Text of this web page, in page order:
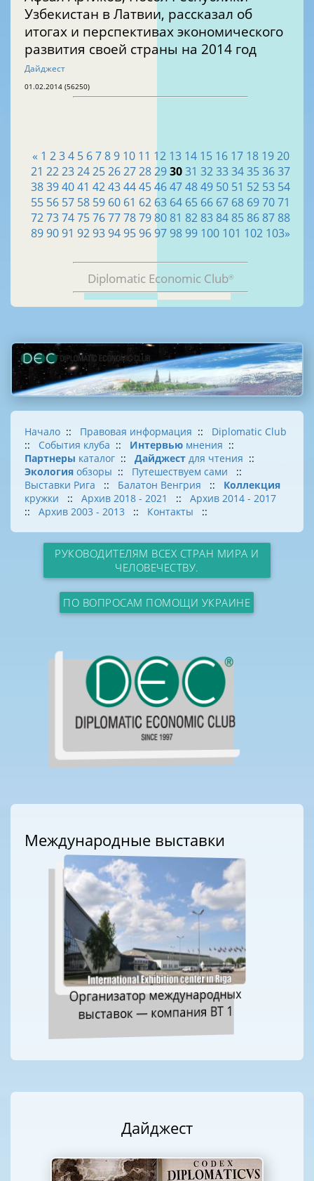
Узбекистан в Латвии, рассказал об
итогах и перспективах экономического
развития своей страны на 2014 год
Дайджест
01.02.2014 (56250)
« 1 2 3 4 5 6 7 8 9 10 11 12 13 14 15 16 17 18 19 20
21 22232425262728293031 323334353637
38394041 4243444546474849 50 51 52 53 54
55 56 57 58 59 60 61 62 63 64 65 66 67 68 697071
727374757677787980 81 82 83 84 85 86 87 88
899091 929394959697 98 99 100 101 102 103»
Diplomatic Economic Club®
Начало :: Правовая информация :: Diplomatic Club
:: События клуба :: Интервью мнения ::
Партнеры каталог :: Дайджест для чтения ::
Экология обзоры :: Путешествуем сами
::
Выставки Рига
:: Балатон Венгрия :: Коллекция
кружки
:: Архив 2018 - 2021 :: Архив 2014 - 2017
:: Архив 2003 - 2013 :: Контакты ::
РУКОВОДИТЕЛЯМ ВСЕХ СТРАН МИРА И
ЧЕЛОВЕЧЕСТВУ.
ПО ВОПРОСАМ ПОМОЩИ УКРАИНЕ
Международные выставки
Организатор международных
выставок — компания ВТ 1
Дайджест